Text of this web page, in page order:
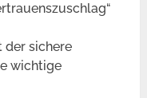
der sichere
wichtige